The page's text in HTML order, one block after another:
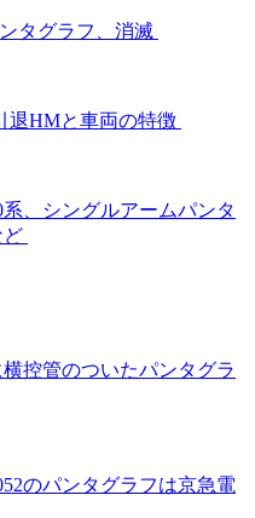
タグラフ、消滅
退HMと車両の特徴
、シングルアームパンタ
ど
控管のついたパンタグラ
のパンタグラフは京急電